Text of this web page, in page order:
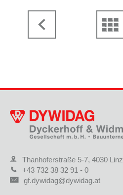
Thanhoferstraße 5-7, 4030 Linz
+43 732 38 32 91 - 0
gf.dywidag@dywidag.at